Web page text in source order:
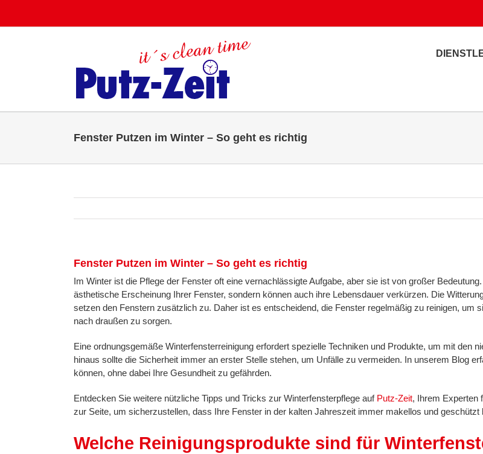
Fenster Putzen im Winter – So geht es richtig
Fenster Putzen im Winter – So geht es richtig
Im Winter ist die Pflege der Fenster oft eine vernachlässigte Aufgabe, aber sie ist von großer
ästhetische Erscheinung Ihrer Fenster, sondern können auch ihre Lebensdauer verkürzen. Die
setzen den Fenstern zusätzlich zu. Daher ist es entscheidend, die Fenster regelmäßig zu reinigen, um
nach draußen zu sorgen.
Eine ordnungsgemäße Winterfensterreinigung erfordert spezielle Techniken und Produkte, um mit den
hinaus sollte die Sicherheit immer an erster Stelle stehen, um Unfälle zu vermeiden. In unserem Blog
können, ohne dabei Ihre Gesundheit zu gefährden.
Entdecken Sie weitere nützliche Tipps und Tricks zur Winterfensterpflege auf Putz-Zeit, Ihrem Experten
zur Seite, um sicherzustellen, dass Ihre Fenster in der kalten Jahreszeit immer makellos und geschützt
Welche Reinigungsprodukte sind für